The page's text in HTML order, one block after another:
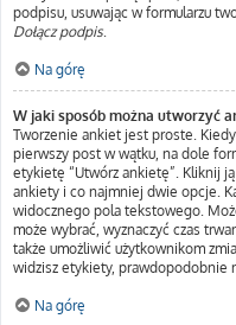
podpisu, usuwając w formularzu
Dołącz podpis.
Na górę
W jaki sposób można utworzyć
Tworzenie ankiet jest proste.
pierwszy post w wątku, na dole
etykietę “Utwórz ankietę”. Kliknij
ankiety i co najmniej dwie opcje.
widocznego pola tekstowego.
może wybrać, wyznaczyć czas
także umożliwić użytkownikom
widzisz etykiety, prawdopodobnie
Na górę